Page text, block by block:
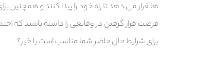
ها قرار می دهد تا راه خود را پیدا کنند و همچنین
فرصت قرار گرفتن در وقایعی را داشته باشید که
برای شرایط حال حاضر شما مناسب است یا خیر؟